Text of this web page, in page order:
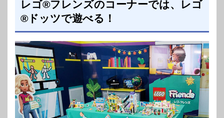
レゴ®フレンズのコーナーでは、レゴ
®ドッツで遊べる！